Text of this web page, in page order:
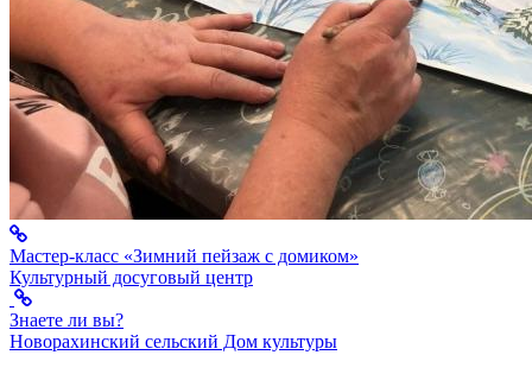
Мастер-класс «Зимний пейзаж с домиком»
Культурный досуговый центр
Знаете ли вы?
Новорахинский сельский Дом культуры